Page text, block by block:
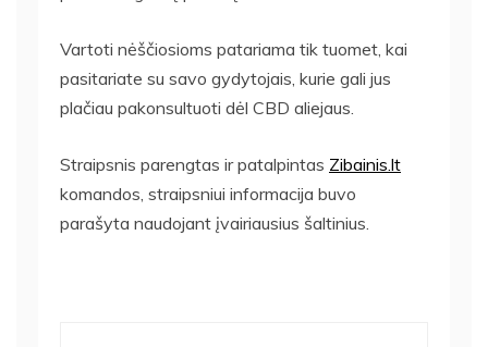
Vartoti nėščiosioms patariama tik tuomet, kai
pasitariate su savo gydytojais, kurie gali jus
plačiau pakonsultuoti dėl CBD aliejaus.
Straipsnis parengtas ir patalpintas Zibainis.lt
komandos, straipsniui informacija buvo
parašyta naudojant įvairiausius šaltinius.